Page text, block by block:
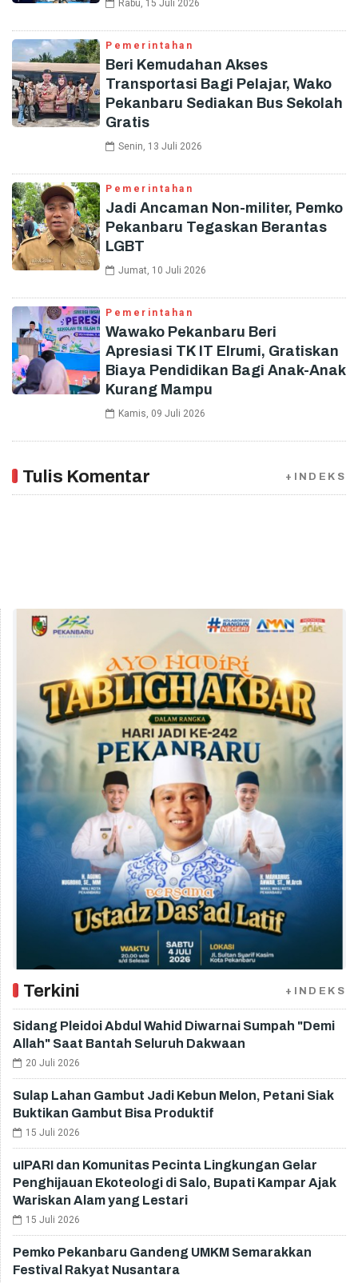
Rabu, 15 Juli 2026
Pemerintahan
Beri Kemudahan Akses
Transportasi Bagi Pelajar, Wako
Pekanbaru Sediakan Bus Sekolah
Gratis
Senin, 13 Juli 2026
Pemerintahan
Jadi Ancaman Non-militer, Pemko
Pekanbaru Tegaskan Berantas
LGBT
Jumat, 10 Juli 2026
Pemerintahan
Wawako Pekanbaru Beri
Apresiasi TK IT Elrumi, Gratiskan
Biaya Pendidikan Bagi Anak-Anak
Kurang Mampu
Kamis, 09 Juli 2026
Tulis Komentar +INDEKS
Terkini +INDEKS
Sidang Pleidoi Abdul Wahid Diwarnai Sumpah "Demi
Allah" Saat Bantah Seluruh Dakwaan
20 Juli 2026
Sulap Lahan Gambut Jadi Kebun Melon, Petani Siak
Buktikan Gambut Bisa Produktif
15 Juli 2026
uIPARI dan Komunitas Pecinta Lingkungan Gelar
Penghijauan Ekoteologi di Salo, Bupati Kampar Ajak
Wariskan Alam yang Lestari
15 Juli 2026
Pemko Pekanbaru Gandeng UMKM Semarakkan
Festival Rakyat Nusantara